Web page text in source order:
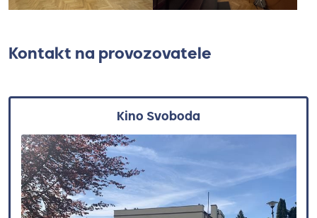
Kontakt na provozovatele
Kino Svoboda